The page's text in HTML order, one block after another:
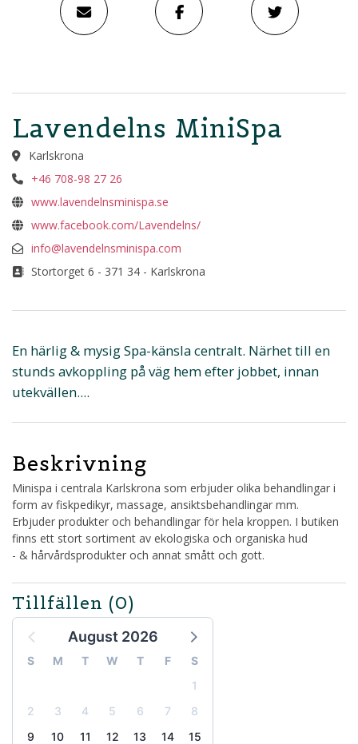
Lavendelns MiniSpa
Karlskrona
+46 708-98 27 26
www.lavendelnsminispa.se
www.facebook.com/Lavendelns/
info@lavendelnsminispa.com
Stortorget 6 - 371 34 - Karlskrona
En härlig & mysig Spa-känsla centralt. Närhet till en
stunds avkoppling på väg hem efter jobbet, innan
utekvällen....
Beskrivning
Minispa i centrala Karlskrona som erbjuder olika behandlingar i
form av fiskpedikyr, massage, ansiktsbehandlingar mm.
Erbjuder produkter och behandlingar för hela kroppen. I butiken
finns ett stort sortiment av ekologiska och organiska hud
- & hårvårdsprodukter och annat smått och gott.
Tillfällen (0)
August 2026
S M T W T F
S
1
2
3 4 5 6 7
8
9
10 11 12 13 14
15